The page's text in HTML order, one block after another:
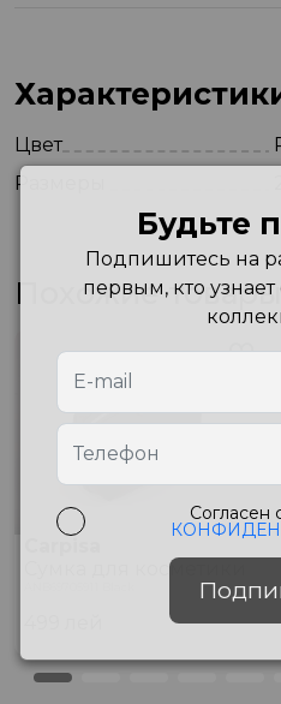
Цвет
Размеры
Похожие товары
Сумка для косметики
Будьте
Подпишитесь на
первым, кто
Согласен